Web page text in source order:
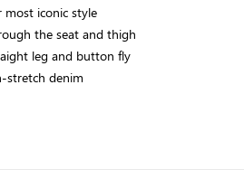
iconic style
the seat and thigh
leg and button fly
stretch denim